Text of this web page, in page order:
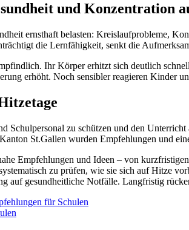
und Konzentration
ernsthaft belasten: Kreislaufprobleme,
die Lernfähigkeit, senkt die
Ihr Körper erhitzt sich deutlich
erhöht. Noch sensibler reagieren Kinder
Schulpersonal zu schützen und den
St.Gallen wurden Empfehlungen und
Empfehlungen und Ideen – von
zu prüfen, wie sie sich auf Hitze
auf gesundheitliche Notfälle. Langfristig
für Schulen